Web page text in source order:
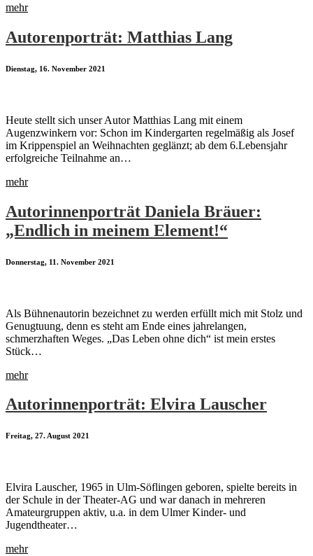
mehr
Autorenporträt: Matthias Lang
Dienstag, 16. November 2021
Heute stellt sich unser Autor Matthias Lang mit einem
Augenzwinkern vor: Schon im Kindergarten regelmäßig als Josef
im Krippenspiel an Weihnachten geglänzt; ab dem 6.Lebensjahr
erfolgreiche Teilnahme an…
mehr
Autorinnenporträt Daniela Bräuer:
„Endlich in meinem Element!“
Donnerstag, 11. November 2021
Als Bühnenautorin bezeichnet zu werden erfüllt mich mit Stolz und
Genugtuung, denn es steht am Ende eines jahrelangen,
schmerzhaften Weges. „Das Leben ohne dich“ ist mein erstes
Stück…
mehr
Autorinnenporträt: Elvira Lauscher
Freitag, 27. August 2021
Elvira Lauscher, 1965 in Ulm-Söflingen geboren, spielte bereits in
der Schule in der Theater-AG und war danach in mehreren
Amateurgruppen aktiv, u.a. in dem Ulmer Kinder- und
Jugendtheater…
mehr